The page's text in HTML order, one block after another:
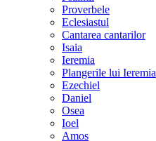
Proverbele
Eclesiastul
Cantarea cantarilor
Isaia
Ieremia
Plangerile lui Ieremia
Ezechiel
Daniel
Osea
Ioel
Amos